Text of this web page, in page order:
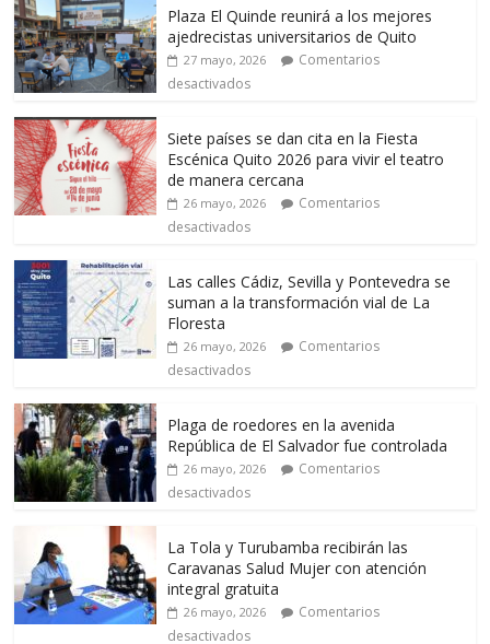
Plaza El Quinde reunirá a los mejores
ajedrecistas universitarios de Quito
27 mayo, 2026
Comentarios
desactivados
Siete países se dan cita en la Fiesta
Escénica Quito 2026 para vivir el teatro
de manera cercana
26 mayo, 2026
Comentarios
desactivados
Las calles Cádiz, Sevilla y Pontevedra se
suman a la transformación vial de La
Floresta
26 mayo, 2026
Comentarios
desactivados
Plaga de roedores en la avenida
República de El Salvador fue controlada
26 mayo, 2026
Comentarios
desactivados
La Tola y Turubamba recibirán las
Caravanas Salud Mujer con atención
integral gratuita
26 mayo, 2026
Comentarios
desactivados